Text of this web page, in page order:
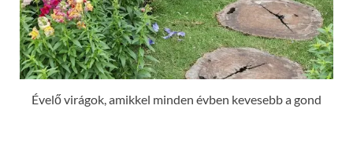
Évelő virágok, amikkel minden évben kevesebb a gond